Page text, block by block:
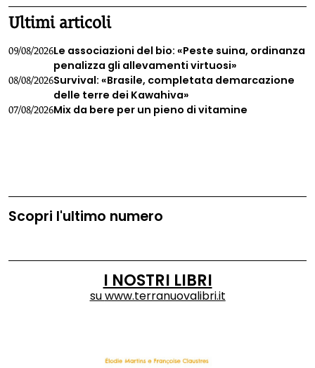
Ultimi articoli
09/08/2026Le associazioni del bio: «Peste suina, ordinanza
penalizza gli allevamenti virtuosi»
08/08/2026Survival: «Brasile, completata demarcazione
delle terre dei Kawahiva»
07/08/2026Mix da bere per un pieno di vitamine
Scopri l'ultimo numero
I NOSTRI LIBRI
suwww.terranuovalibri.it